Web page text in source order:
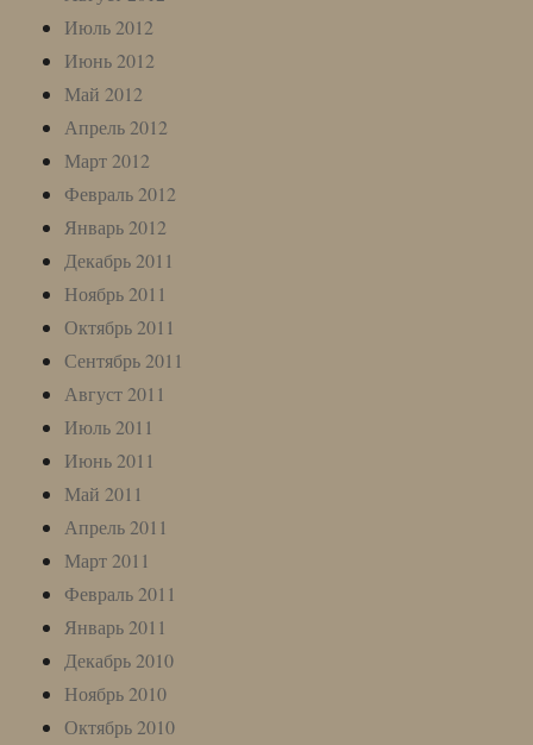
Июль 2012
Июнь 2012
Май 2012
Апрель 2012
Март 2012
Февраль 2012
Январь 2012
Декабрь 2011
Ноябрь 2011
Октябрь 2011
Сентябрь 2011
Август 2011
Июль 2011
Июнь 2011
Май 2011
Апрель 2011
Март 2011
Февраль 2011
Январь 2011
Декабрь 2010
Ноябрь 2010
Октябрь 2010